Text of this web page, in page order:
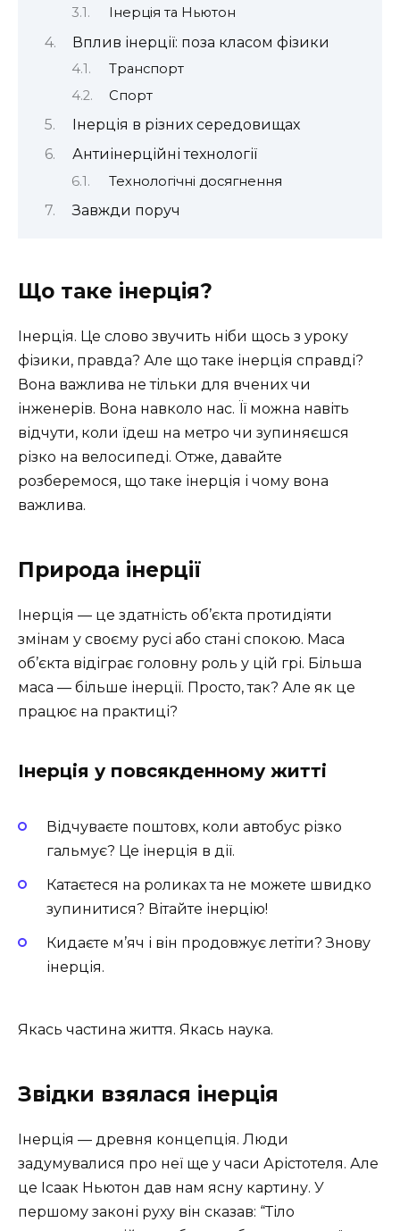
Інерція та Ньютон
Вплив інерції: поза класом фізики
Транспорт
Спорт
Інерція в різних середовищах
Антиінерційні технології
Технологічні досягнення
Завжди поруч
Що таке інерція?
Інерція. Це слово звучить ніби щось з уроку
фізики, правда? Але що таке інерція справді?
Вона важлива не тільки для вчених чи
інженерів. Вона навколо нас. Її можна навіть
відчути, коли їдеш на метро чи зупиняєшся
різко на велосипеді. Отже, давайте
розберемося, що таке інерція і чому вона
важлива.
Природа інерції
Інерція — це здатність об’єкта протидіяти
змінам у своєму русі або стані спокою. Маса
об’єкта відіграє головну роль у цій грі. Більша
маса — більше інерції. Просто, так? Але як це
працює на практиці?
Інерція у повсякденному житті
Відчуваєте поштовх, коли автобус різко
гальмує? Це інерція в дії.
Катаєтеся на роликах та не можете швидко
зупинитися? Вітайте інерцію!
Кидаєте м’яч і він продовжує летіти? Знову
інерція.
Якась частина життя. Якась наука.
Звідки взялася інерція
Інерція — древня концепція. Люди
задумувалися про неї ще у часи Арістотеля. Але
це Ісаак Ньютон дав нам ясну картину. У
першому законі руху він сказав: “Тіло